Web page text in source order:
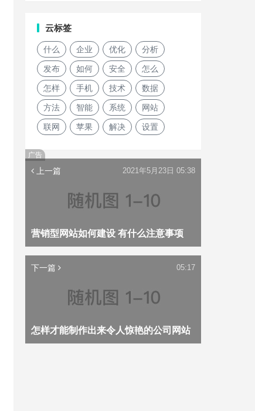
云标签
什么 企业 优化 分析
发布 如何 安全 怎么
怎样 手机 技术 数据
方法 智能 系统 网站
联网 苹果 解决 设置
广告
上一篇
营销型网站如何建设 有什么注意事项
2021年5月23日 05:38
下一篇
怎样才能制作出来令人惊艳的公司网站
05:17